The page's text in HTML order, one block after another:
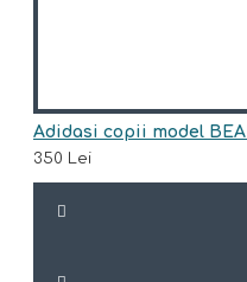
350 Lei